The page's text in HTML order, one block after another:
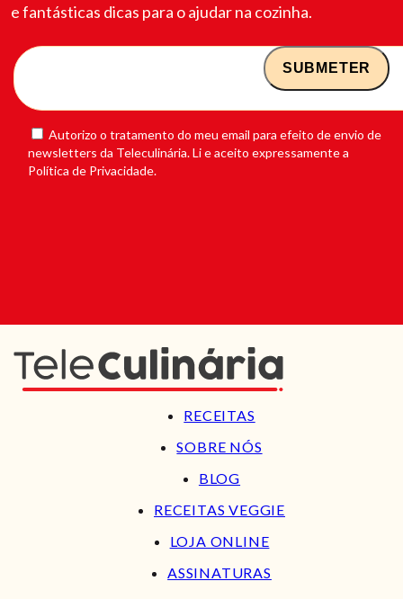
e fantásticas dicas para o ajudar na cozinha.
Autorizo o tratamento do meu email para efeito de envio de
newsletters da Teleculinária. Li e aceito expressamente a
Política de Privacidade.
RECEITAS
SOBRE NÓS
BLOG
RECEITAS VEGGIE
LOJA ONLINE
ASSINATURAS